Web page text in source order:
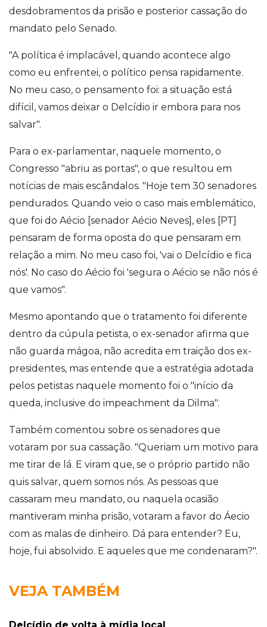
desdobramentos da prisão e posterior cassação do
mandato pelo Senado.
"A política é implacável, quando acontece algo
como eu enfrentei, o político pensa rapidamente.
No meu caso, o pensamento foi: a situação está
difícil, vamos deixar o Delcídio ir embora para nos
salvar".
Para o ex-parlamentar, naquele momento, o
Congresso "abriu as portas", o que resultou em
notícias de mais escândalos. "Hoje tem 30 senadores
pendurados. Quando veio o caso mais emblemático,
que foi do Aécio [senador Aécio Neves], eles [PT]
pensaram de forma oposta do que pensaram em
relação a mim. No meu caso foi, 'vai o Delcídio e fica
nós'. No caso do Aécio foi 'segura o Aécio se não nós é
que vamos".
Mesmo apontando que o tratamento foi diferente
dentro da cúpula petista, o ex-senador afirma que
não guarda mágoa, não acredita em traição dos ex-
presidentes, mas entende que a estratégia adotada
pelos petistas naquele momento foi o "início da
queda, inclusive do impeachment da Dilma".
Também comentou sobre os senadores que
votaram por sua cassação. "Queriam um motivo para
me tirar de lá. E viram que, se o próprio partido não
quis salvar, quem somos nós. As pessoas que
cassaram meu mandato, ou naquela ocasião
mantiveram minha prisão, votaram a favor do Áecio
com as malas de dinheiro. Dá para entender? Eu,
hoje, fui absolvido. E aqueles que me condenaram?".
VEJA TAMBÉM